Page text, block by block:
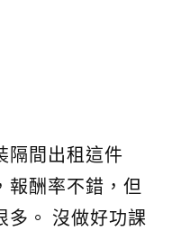
隔間出租這件
報酬率不錯，但
多。 沒做好功課